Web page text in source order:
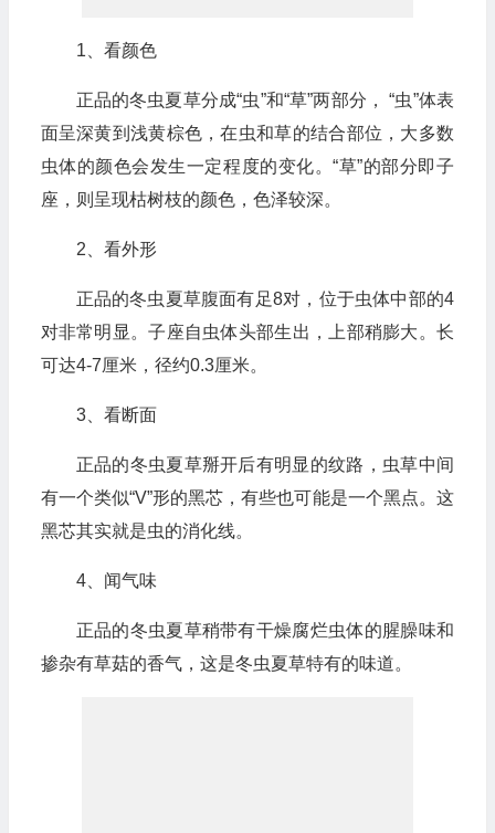
1、看颜色
正品的冬虫夏草分成“虫”和“草”两部分， “虫”体表
面呈深黄到浅黄棕色，在虫和草的结合部位，大多数
虫体的颜色会发生一定程度的变化。“草”的部分即子
座，则呈现枯树枝的颜色，色泽较深。
2、看外形
正品的冬虫夏草腹面有足8对，位于虫体中部的4
对非常明显。子座自虫体头部生出，上部稍膨大。长
可达4-7厘米，径约0.3厘米。
3、看断面
正品的冬虫夏草掰开后有明显的纹路，虫草中间
有一个类似“V”形的黑芯，有些也可能是一个黑点。这
黑芯其实就是虫的消化线。
4、闻气味
正品的冬虫夏草稍带有干燥腐烂虫体的腥臊味和
掺杂有草菇的香气，这是冬虫夏草特有的味道。